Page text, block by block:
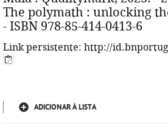
The polymath : unlocking
- ISBN 978-85-414-0413-6
Link persistente: http://
ADICIONAR À LISTA